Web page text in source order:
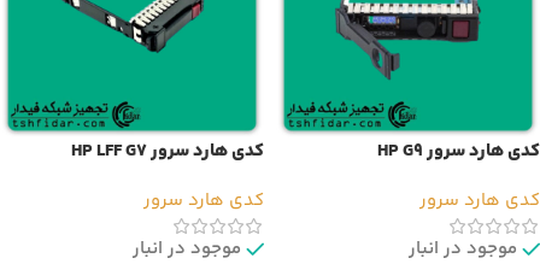
کدی هارد سرور HP G9
کدی هارد سرور
موجود در انبار
کدی هارد سرور HP LFF G7
کدی هارد سرور
موجود در انبار